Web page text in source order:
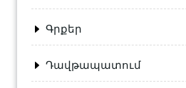
Գրքեր
Դավթապատում